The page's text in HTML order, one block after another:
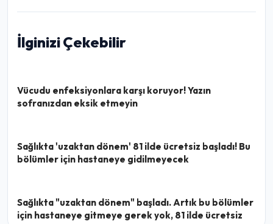
İlginizi Çekebilir
Vücudu enfeksiyonlara karşı koruyor! Yazın
sofranızdan eksik etmeyin
Sağlıkta 'uzaktan dönem' 81 ilde ücretsiz başladı! Bu
bölümler için hastaneye gidilmeyecek
Sağlıkta "uzaktan dönem" başladı. Artık bu bölümler
için hastaneye gitmeye gerek yok, 81 ilde ücretsiz